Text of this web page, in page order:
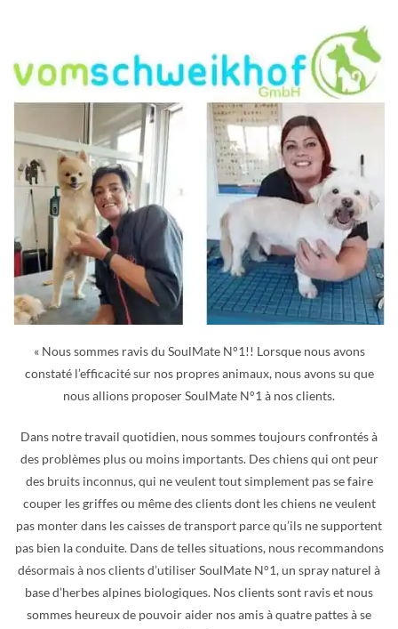
« Nous sommes ravis du SoulMate N°1!! Lorsque nous avons
constaté l’efficacité sur nos propres animaux, nous avons su que
nous allions proposer SoulMate N°1 à nos clients.
Dans notre travail quotidien, nous sommes toujours confrontés à
des problèmes plus ou moins importants. Des chiens qui ont peur
des bruits inconnus, qui ne veulent tout simplement pas se faire
couper les griffes ou même des clients dont les chiens ne veulent
pas monter dans les caisses de transport parce qu’ils ne supportent
pas bien la conduite. Dans de telles situations, nous recommandons
désormais à nos clients d’utiliser SoulMate N°1, un spray naturel à
base d’herbes alpines biologiques. Nos clients sont ravis et nous
sommes heureux de pouvoir aider nos amis à quatre pattes à se